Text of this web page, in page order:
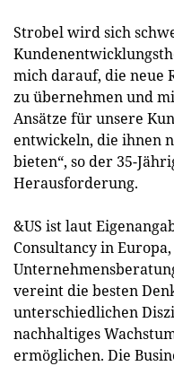
Strobel wird sich
mich darauf, die neue
zu übernehmen und
Ansätze für unsere
entwickeln, die ihnen
bieten“, so der 35-
Herausforderung.
&US ist laut
Consultancy in
vereint die besten
unterschiedlichen
nachhaltiges
ermöglichen. Die